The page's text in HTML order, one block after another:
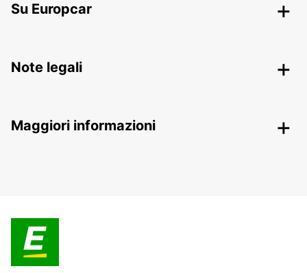
Su Europcar
Note legali
Maggiori informazioni